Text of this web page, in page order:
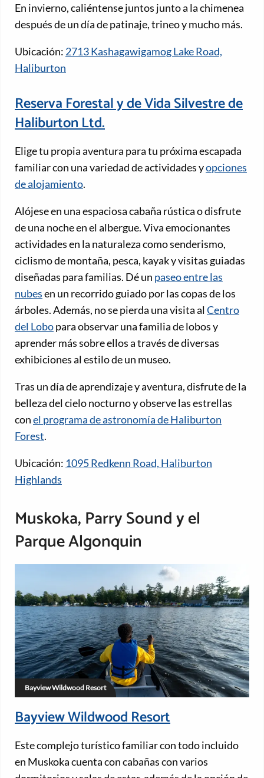
En invierno, caliéntense juntos junto a la chimenea
después de un día de patinaje, trineo y mucho más.
Ubicación: 2713 Kashagawigamog Lake Road,
Haliburton
Reserva Forestal y de Vida Silvestre de
Haliburton Ltd.
Elige tu propia aventura para tu próxima escapada
familiar con una variedad de actividades yopciones
de alojamiento.
Alójese en una espaciosa cabaña rústica o disfrute
de una noche en el albergue. Viva emocionantes
actividades en la naturaleza como senderismo,
ciclismo de montaña, pesca, kayak y visitas guiadas
diseñadas para familias. Dé un paseo entre las
nubesen un recorrido guiado por las copas de los
árboles. Además, no se pierda una visita alCentro
del Lobopara observar una familia de lobos y
aprender más sobre ellos a través de diversas
exhibiciones al estilo de un museo.
Tras un día de aprendizaje y aventura, disfrute de la
belleza del cielo nocturno y observe las estrellas
conel programa de astronomía de Haliburton
Forest.
Ubicación: 1095 Redkenn Road, Haliburton
Highlands
Muskoka, Parry Sound y el
Parque Algonquin
Bayview Wildwood Resort
Bayview Wildwood Resort
Este complejo turístico familiar con todo incluido
en Muskoka cuenta con cabañas con varios